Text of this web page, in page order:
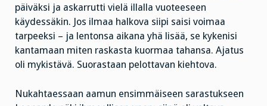
päiväksi ja askarrutti vielä illalla vuoteeseen
käydessäkin. Jos ilmaa halkova siipi saisi voimaa
tarpeeksi – ja lentonsa aikana yhä lisää, se kykenisi
kantamaan miten raskasta kuormaa tahansa. Ajatus
oli mykistävä. Suorastaan pelottavan kiehtova.
Nukahtaessaan aamun ensimmäiseen sarastukseen